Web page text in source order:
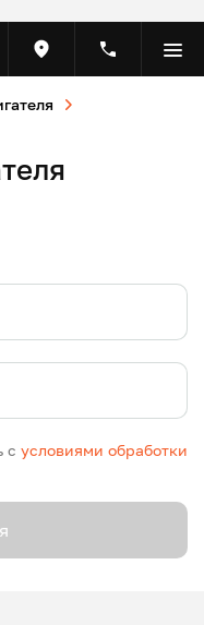
с условиями обработки